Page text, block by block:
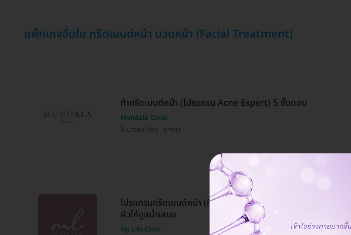
แพ็กเกจอื่นใน ทรีตเมนต์หน้า นวดหน้า (Facial Treatment)
ทำทรีตเมนต์หน้า (โปรแกรม Acne Expert) 5 ขั้นตอน
Mundala Clinic
บางขุนเทียน , บางแค
โปรแกรมทรีตเมนต์หน้า (Perfect Bright) ฟื้นฟูผิวหมองคล้ำ ปรับสี
ผิวให้ดูสม่ำเสมอ
My Life Clinic